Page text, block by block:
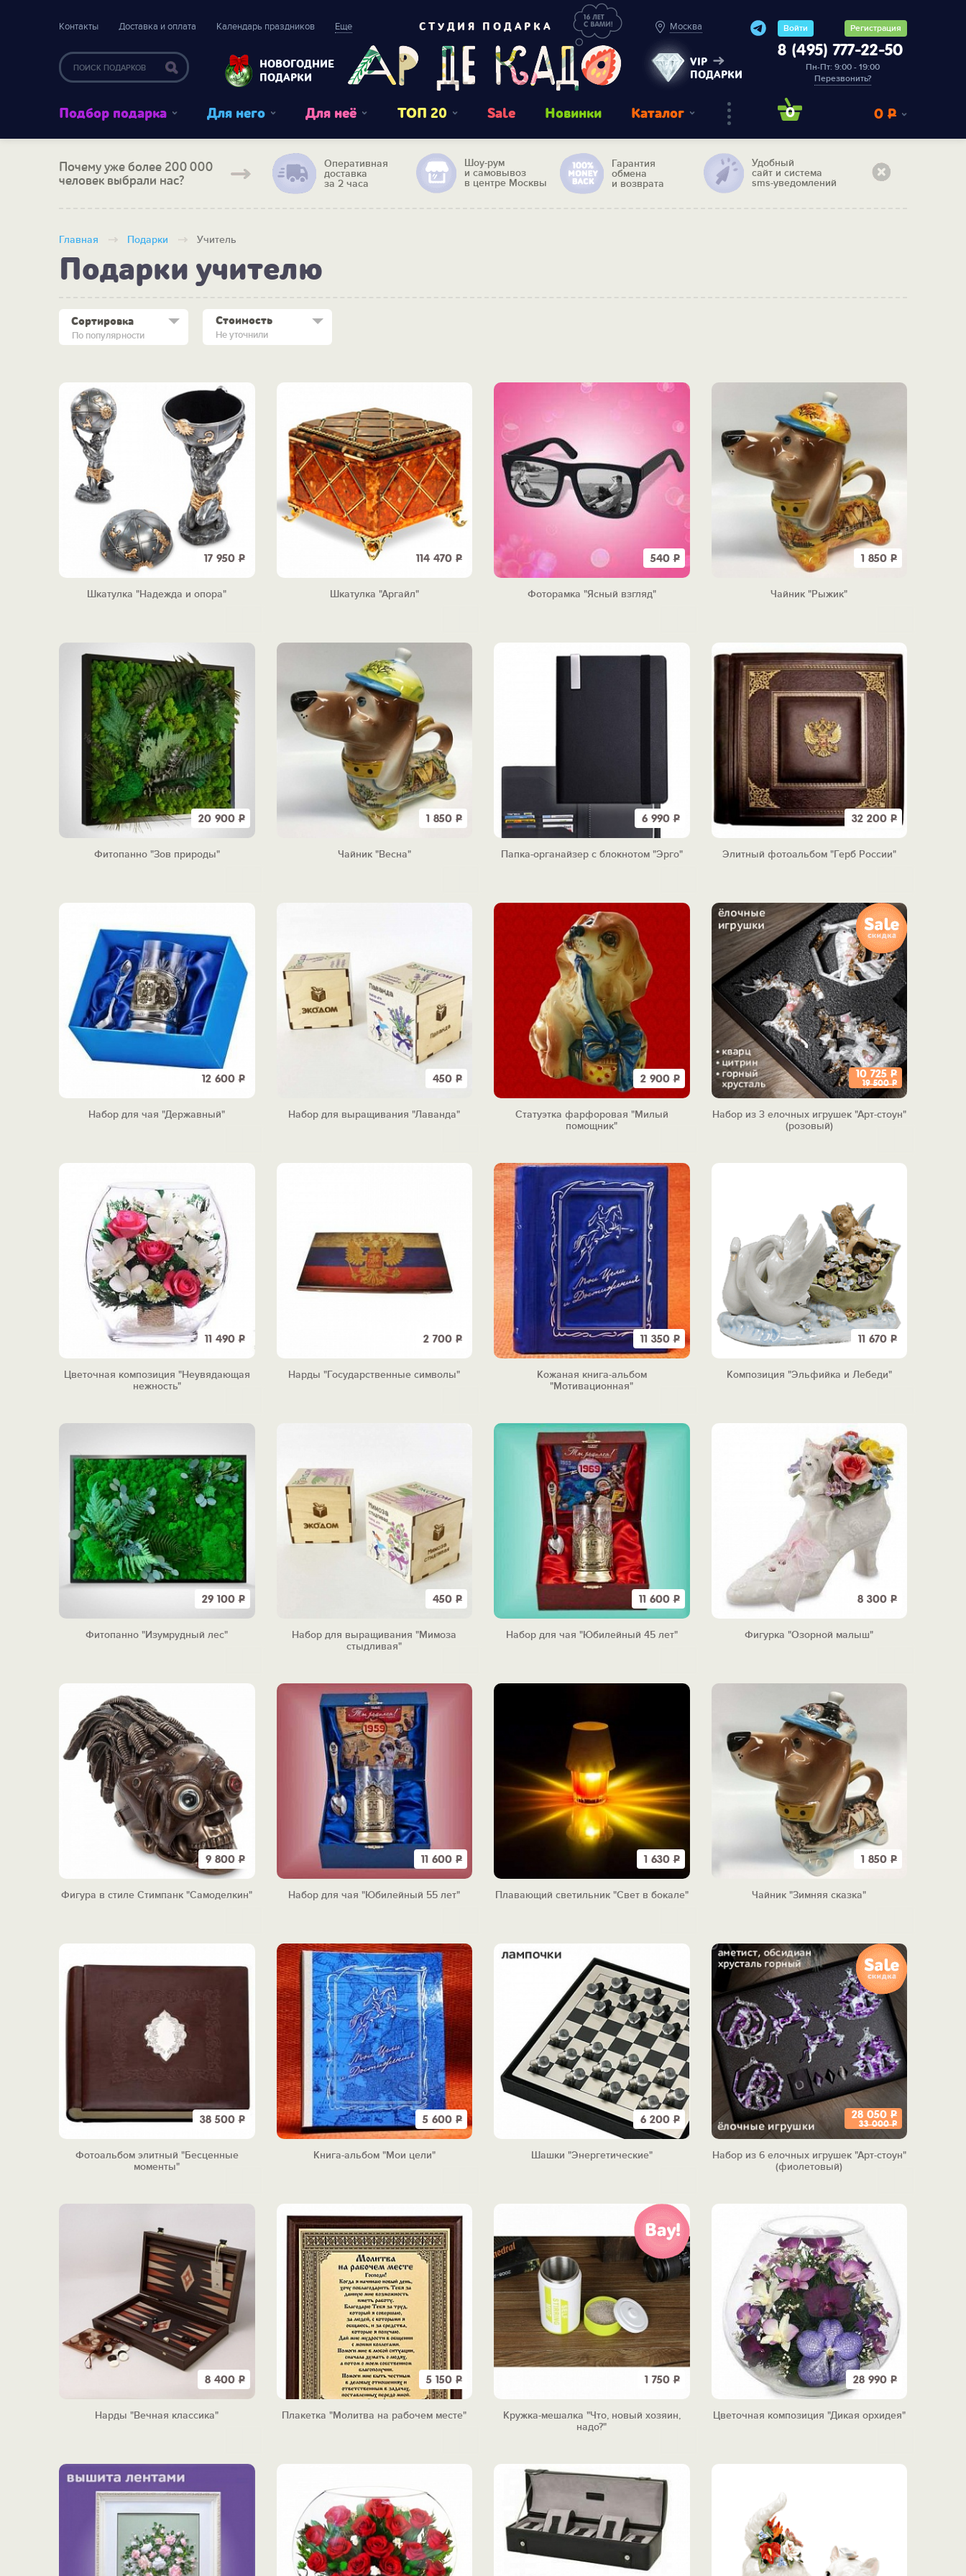
Контакты Доставка и оплата Календарь праздников Еще
НОВОГОДНИЕ
ПОДАРКИ
СТУДИЯ ПОДАРКА Москва
VIP
ПОДАРКИ
Войти Регистрация
8 (495) 777-22-50
Пн-Пт: 9:00 - 19:00
Перезвонить?
Подбор подарка Для него Для неё ТОП 20 Sale Новинки Каталог 0 0 Р
Почему уже более 200 000
человек выбрали нас?
Оперативная
доставка
за 2 часа
Шоу-рум
и самовывоз
в центре Москвы
Гарантия
обмена
и возврата
Удобный
сайт и система
sms-уведомлений
Главная Подарки Учитель
Подарки учителю
По популярности
Сортировка Стоимость
Не уточнили
17 950Р
Шкатулка "Надежда и опора"
114 470 Р
Шкатулка "Аргайл"
540Р
Фоторамка "Ясный взгляд"
1 850 Р
Чайник "Рыжик"
20 900Р
Фитопанно "Зов природы"
1 850 Р
Чайник "Весна"
6 990Р
Папка-органайзер с блокнотом "Эрго"
32 200 Р
Элитный фотоальбом "Герб России"
12 600Р
Набор для чая "Державный"
450 Р
Набор для выращивания "Лаванда"
2 900Р
Статуэтка фарфоровая "Милый
помощник"
10 725 Р
19 500Р
Набор из 3 елочных игрушек "Арт-стоун"
(розовый)
11 490Р
Цветочная композиция "Неувядающая
нежность"
2 700 Р
Нарды "Государственные символы"
11 350Р
Кожаная книга-альбом
"Мотивационная"
11 670 Р
Композиция "Эльфийка и Лебеди"
29 100Р
Фитопанно "Изумрудный лес"
450 Р
Набор для выращивания "Мимоза
стыдливая"
11 600Р
Набор для чая "Юбилейный 45 лет"
8 300 Р
Фигурка "Озорной малыш"
9 800Р
Фигура в стиле Стимпанк "Самоделкин"
11 600 Р
Набор для чая "Юбилейный 55 лет"
1 630Р
Плавающий светильник "Свет в бокале"
1 850 Р
Чайник "Зимняя сказка"
38 500Р
Фотоальбом элитный "Бесценные
моменты"
5 600 Р
Книга-альбом "Мои цели"
6 200Р
Шашки "Энергетические"
28 050 Р
33 000Р
Набор из 6 елочных игрушек "Арт-стоун"
(фиолетовый)
8 400Р
Нарды "Вечная классика"
5 150 Р
Плакетка "Молитва на рабочем месте"
1 750Р
Кружка-мешалка "Что, новый хозяин,
надо?"
28 990 Р
Цветочная композиция "Дикая орхидея"